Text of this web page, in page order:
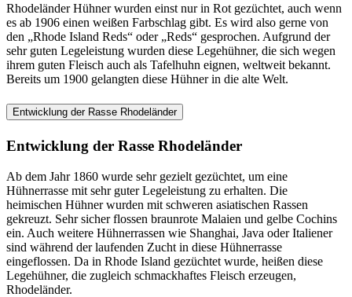
Rhodeländer Hühner wurden einst nur in Rot gezüchtet, auch wenn
es ab 1906 einen weißen Farbschlag gibt. Es wird also gerne von
den „Rhode Island Reds“ oder „Reds“ gesprochen. Aufgrund der
sehr guten Legeleistung wurden diese Legehühner, die sich wegen
ihrem guten Fleisch auch als Tafelhuhn eignen, weltweit bekannt.
Bereits um 1900 gelangten diese Hühner in die alte Welt.
Entwicklung der Rasse Rhodeländer
Entwicklung der Rasse Rhodeländer
Ab dem Jahr 1860 wurde sehr gezielt gezüchtet, um eine
Hühnerrasse mit sehr guter Legeleistung zu erhalten. Die
heimischen Hühner wurden mit schweren asiatischen Rassen
gekreuzt. Sehr sicher flossen braunrote Malaien und gelbe Cochins
ein. Auch weitere Hühnerrassen wie Shanghai, Java oder Italiener
sind während der laufenden Zucht in diese Hühnerrasse
eingeflossen. Da in Rhode Island gezüchtet wurde, heißen diese
Legehühner, die zugleich schmackhaftes Fleisch erzeugen,
Rhodeländer.